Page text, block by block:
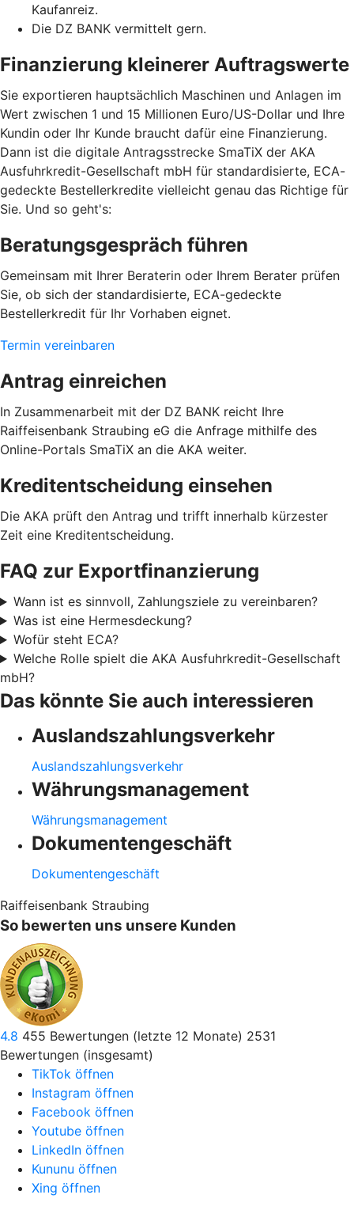
Kaufanreiz.
Die DZ BANK vermittelt gern.
Finanzierung kleinerer Auftragswerte
Sie exportieren hauptsächlich Maschinen und Anlagen im
Wert zwischen 1 und 15 Millionen Euro/US-Dollar und Ihre
Kundin oder Ihr Kunde braucht dafür eine Finanzierung.
Dann ist die digitale Antragsstrecke SmaTiX der AKA
Ausfuhrkredit-Gesellschaft mbH für standardisierte, ECA-
gedeckte Bestellerkredite vielleicht genau das Richtige für
Sie. Und so geht's:
Beratungsgespräch führen
Gemeinsam mit Ihrer Beraterin oder Ihrem Berater prüfen
Sie, ob sich der standardisierte, ECA-gedeckte
Bestellerkredit für Ihr Vorhaben eignet.
Termin vereinbaren
Antrag einreichen
In Zusammenarbeit mit der DZ BANK reicht Ihre
Raiffeisenbank Straubing eG die Anfrage mithilfe des
Online-Portals SmaTiX an die AKA weiter.
Kreditentscheidung einsehen
Die AKA prüft den Antrag und trifft innerhalb kürzester
Zeit eine Kreditentscheidung.
FAQ zur Exportfinanzierung
Wann ist es sinnvoll, Zahlungsziele zu vereinbaren?
Was ist eine Hermesdeckung?
Wofür steht ECA?
Welche Rolle spielt die AKA Ausfuhrkredit-Gesellschaft
mbH?
Das könnte Sie auch interessieren
Auslandszahlungsverkehr
Auslandszahlungsverkehr
Währungsmanagement
Währungsmanagement
Dokumentengeschäft
Dokumentengeschäft
Raiffeisenbank Straubing
So bewerten uns unsere Kunden
4.8 455 Bewertungen (letzte 12 Monate) 2531
Bewertungen (insgesamt)
TikTok öffnen
Instagram öffnen
Facebook öffnen
Youtube öffnen
LinkedIn öffnen
Kununu öffnen
Xing öffnen